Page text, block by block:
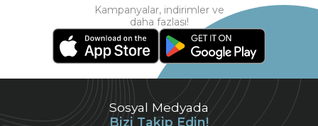
Sosyal Medyada
Bizi Takip Edin!
Kampanyalar, indirimler ve
daha fazlası!